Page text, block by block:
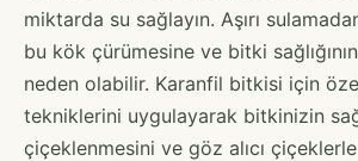
miktarda su sağlayın. Aşırı
bu kök çürümesine ve bitki
neden olabilir. Karanfil bitkisi için
tekniklerini uygulayarak bitkinizin
çiçeklenmesini ve göz alıcı çiçeklerle